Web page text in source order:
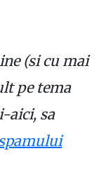
(si cu mai
pe tema
aici, sa